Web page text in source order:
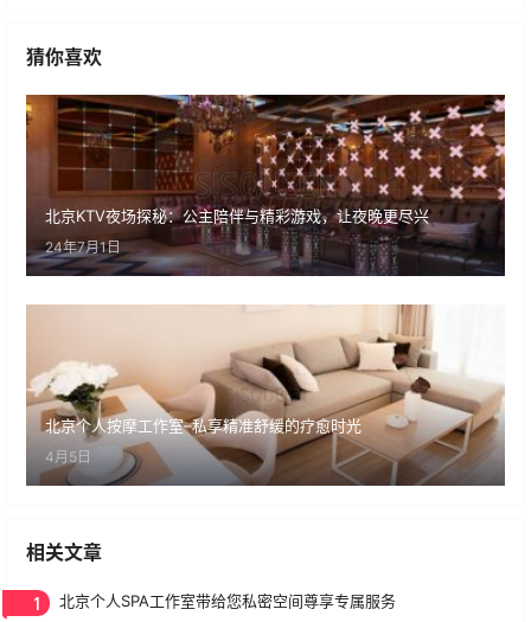
猜你喜欢
北京KTV夜场探秘：公主陪伴与精彩游戏，让夜晚更尽兴
24年7月1日
北京个人按摩工作室–私享精准舒缓的疗愈时光
4月5日
相关文章
1 北京个人SPA工作室带给您私密空间尊享专属服务